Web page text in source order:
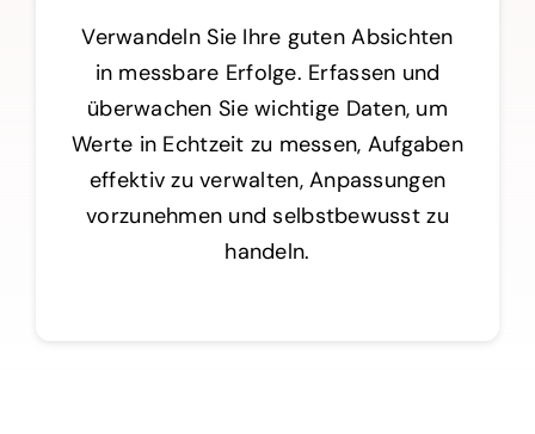
Verwandeln Sie Ihre guten Absichten
in messbare Erfolge. Erfassen und
überwachen Sie wichtige Daten, um
Werte in Echtzeit zu messen, Aufgaben
effektiv zu verwalten, Anpassungen
vorzunehmen und selbstbewusst zu
handeln.